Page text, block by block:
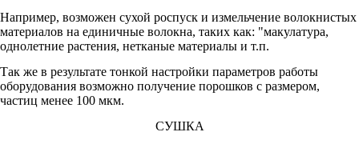
Например, возможен сухой роспуск и измельчение волокнистых
материалов на единичные волокна, таких как: "макулатура,
однолетние растения, нетканые материалы и т.п.
Так же в результате тонкой настройки параметров работы
оборудования возможно получение порошков с размером,
частиц менее 100 мкм.
СУШКА